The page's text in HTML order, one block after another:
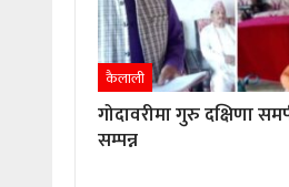
कैलाली
गोदावरीमा गुरु दक्षिणा
सम्पन्न